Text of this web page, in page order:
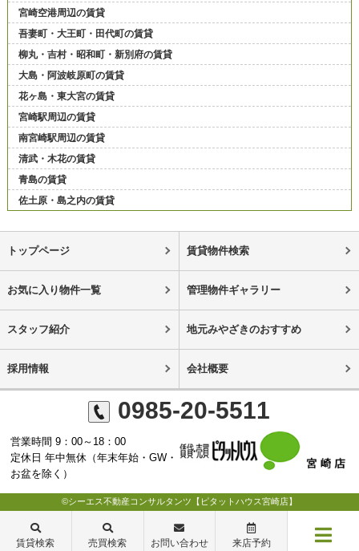
宮崎空港周辺の賃貸
吾妻町・大王町・田代町の賃貸
柳丸・吉村・昭和町・新別府の賃貸
大島・阿波岐原町の賃貸
花ヶ島・東大宮の賃貸
宮崎駅周辺の賃貸
南宮崎駅周辺の賃貸
清武・木花の賃貸
青島の賃貸
佐土原・島之内の賃貸
トップページ 賃貸物件検索
お気に入り物件一覧 管理物件ギャラリー
スタッフ紹介 地元みやざきのおすすめ
採用情報 会社概要
0985-20-5511
営業時間 9：00～18：00
定休日 年中無休（年末年始・GW・
お盆を除く）
©シーエス不動産コンサルタンツ【ピタットハウス宮崎店】
賃貸検索 売買検索 お問い合わせ 来店予約